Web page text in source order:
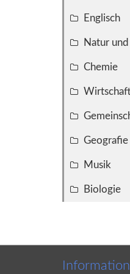
Englisch
Natur
Chemie
Geografie
Musik
Biologie